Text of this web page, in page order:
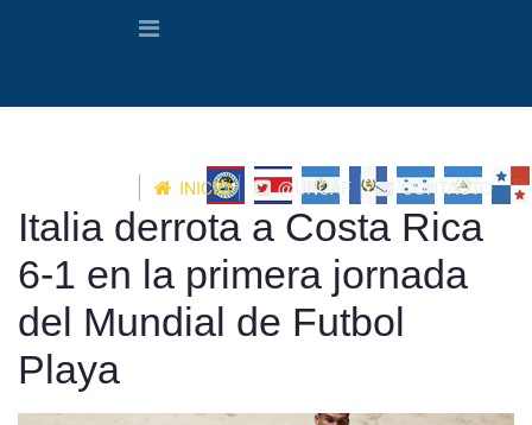
INICIO @UNCAF CONTACTO
Italia derrota a Costa Rica
6-1 en la primera jornada
del Mundial de Futbol
Playa